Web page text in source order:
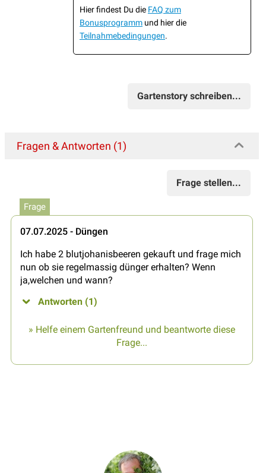
Hier findest Du die FAQ zum
Bonusprogramm und hier die
Teilnahmebedingungen.
Gartenstory schreiben...
Fragen & Antworten (1)
Frage stellen...
Frage
07.07.2025 - Düngen
Ich habe 2 blutjohanisbeeren gekauft und frage mich
nun ob sie regelmassig dünger erhalten? Wenn
ja,welchen und wann?
Antworten (1)
» Helfe einem Gartenfreund und beantworte diese
Frage...